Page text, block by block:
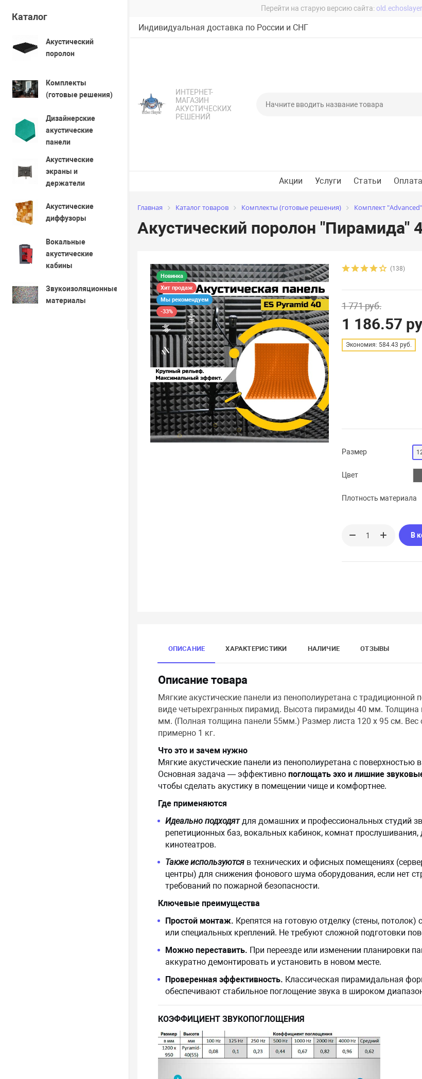
Перейти на старую версию сайта:
Индивидуальная доставка по России и СНГ
ИНТЕРНЕТ-
МАГАЗИН
АКУСТИЧЕСКИХ
РЕШЕНИЙ
Акции Услуги Статьи
Каталог
Акустический
поролон
Комплекты
(готовые решения)
Дизайнерские
акустические
панели
Акустические
экраны и
держатели
Акустические
диффузоры
Вокальные
акустические
кабины
Звукоизоляционные
материалы
Главная Каталог товаров Комплекты (готовые решения) Комплект
Акустический поролон "Пирамида"
Новинка
Хит продаж
Мы рекомендуем
-33%
(138)
1 771 руб.
1 186.57
Экономия: 584.43 руб.
Размер
Цвет
Плотность материала
В
ОПИСАНИЕ ХАРАКТЕРИСТИКИ НАЛИЧИЕ ОТЗЫВЫ
Описание товара
Мягкие акустические панели из пенополиуретана с традиционной
виде четырехгранных пирамид. Высота пирамиды 40 мм. Толщина
мм. (Полная толщина панели 55мм.) Размер листа 120 х 95 см. Вес
примерно 1 кг.
Что это и зачем нужно
Мягкие акустические панели из пенополиуретана с поверхностью
Основная задача — эффективно поглощать эхо и лишние
чтобы сделать акустику в помещении чище и комфортнее.
Где применяются
Идеально подходятдля домашних и профессиональных студий
репетиционных баз, вокальных кабинок, комнат
кинотеатров.
Также используютсяв технических и офисных помещениях
центры) для снижения фонового шума оборудования, если нет
требований по пожарной безопасности.
Ключевые преимущества
Простой монтаж. Крепятся на готовую отделку (стены,
или специальных креплений. Не требуют сложной подготовки
Можно переставить. При переезде или изменении планировки
аккуратно демонтировать и установить в новом месте.
Проверенная эффективность. Классическая пирамидальная
обеспечивают стабильное поглощение звука в широком
КОЭФФИЦИЕНТ ЗВУКОПОГЛОЩЕНИЯ